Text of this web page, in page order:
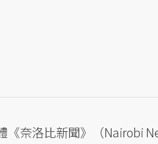
《奈洛比新聞》（Nairobi